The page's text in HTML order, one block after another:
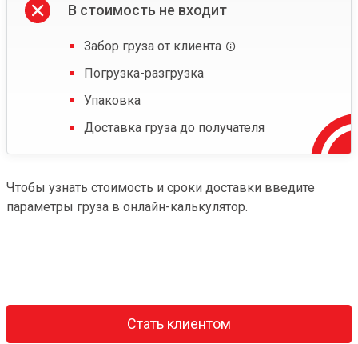
В стоимость не входит
Забор груза от клиента
Погрузка-разгрузка
Упаковка
Доставка груза до получателя
Чтобы узнать стоимость и сроки доставки введите
параметры груза в онлайн-калькулятор.
Стать клиентом